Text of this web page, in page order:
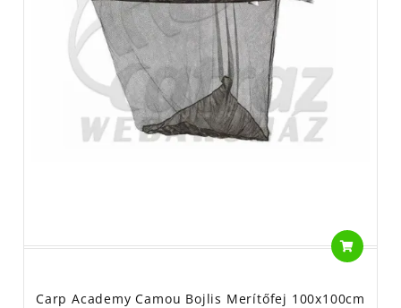
Carp Academy Camou Bojlis Merítőfej 100x100cm